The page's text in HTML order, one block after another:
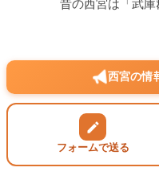
昔の西宮は「武庫
西宮の情
フォームで送る